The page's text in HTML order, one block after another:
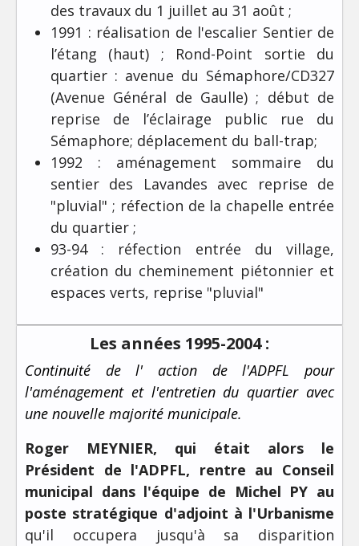
des travaux du 1 juillet au 31 août ;
1991 : réalisation de l'escalier Sentier de
l’étang (haut) ; Rond-Point sortie du
quartier : avenue du Sémaphore/CD327
(Avenue Général de Gaulle) ; début de
reprise de l’éclairage public rue du
Sémaphore; déplacement du ball-trap;
1992 : aménagement sommaire du
sentier des Lavandes avec reprise de
"pluvial" ; réfection de la chapelle entrée
du quartier ;
93-94 : réfection entrée du village,
création du cheminement piétonnier et
espaces verts, reprise "pluvial"
Les années 1995-2004 :
Continuité de l' action de l'ADPFL pour
l'aménagement et l'entretien du quartier avec
une nouvelle majorité municipale.
Roger MEYNIER, qui était alors le
Président de l'ADPFL, rentre au Conseil
municipal dans l'équipe de Michel PY au
poste stratégique d'adjoint à l'Urbanisme
qu'il occupera jusqu'à sa disparition